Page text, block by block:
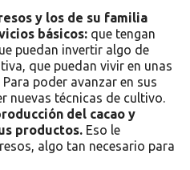
y los de su familia
básicos: que tengan
puedan invertir algo de
que puedan vivir en unas
poder avanzar en sus
nuevas técnicas de cultivo.
del cacao y
productos. Eso le
algo tan necesario para